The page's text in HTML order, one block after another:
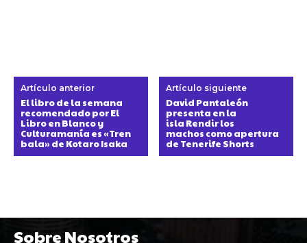
Artículo anterior
El libro de la semana
recomendado por El
Libro en Blanco y
Culturamanía es «Tren
bala» de Kotaro Isaka
Artículo siguiente
David Pantaleón
presenta en la
isla Rendir los
machos como apertura
de Tenerife Shorts
Sobre Nosotros